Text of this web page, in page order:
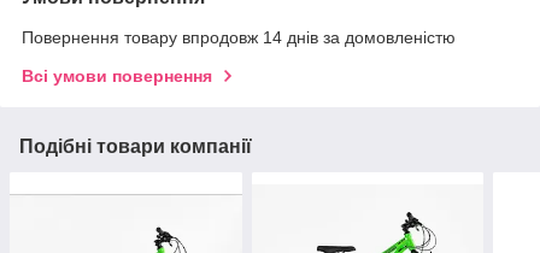
Повернення товару впродовж 14 днів за домовленістю
Всі умови повернення
Подібні товари компанії